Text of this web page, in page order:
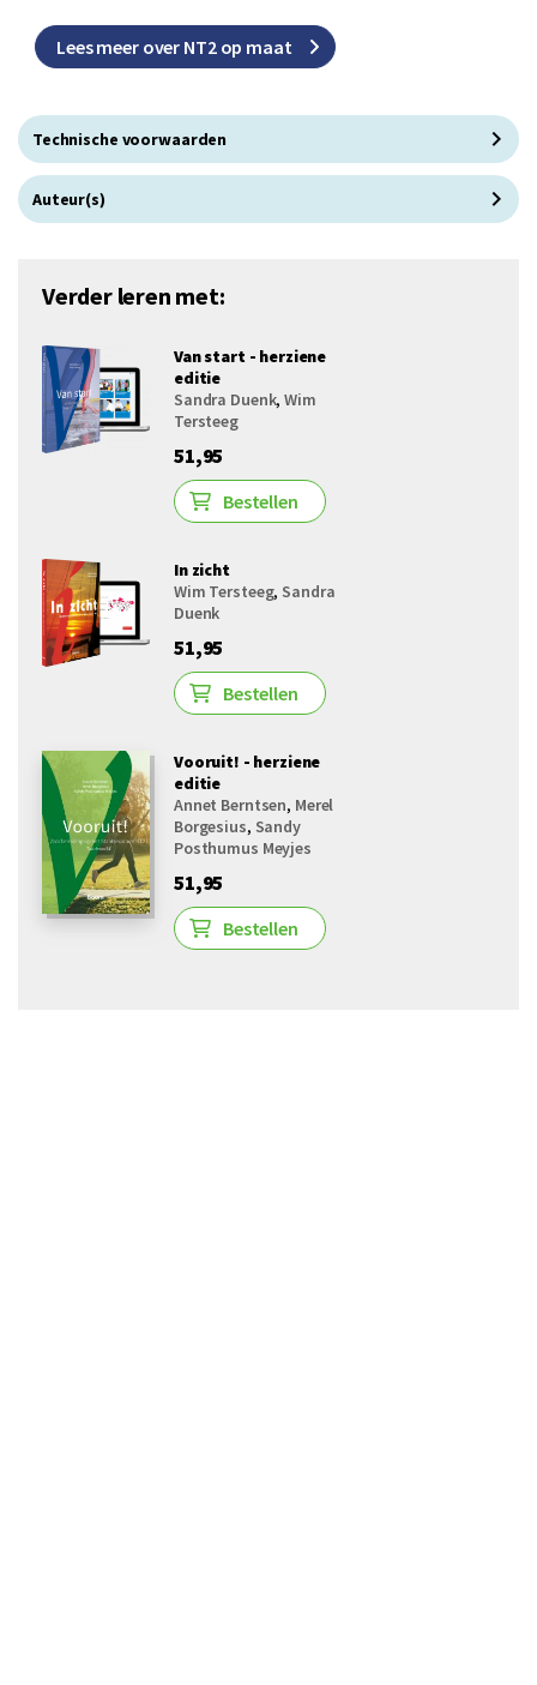
Lees meer over NT2 op maat
Technische voorwaarden
Auteur(s)
Verder leren met:
Van start - herziene
editie
Sandra Duenk,Wim
Tersteeg
51,95
Bestellen
In zicht
Wim Tersteeg, Sandra
Duenk
51,95
Bestellen
Vooruit! - herziene
editie
Annet Berntsen, Merel
Borgesius, Sandy
Posthumus Meyjes
51,95
Bestellen